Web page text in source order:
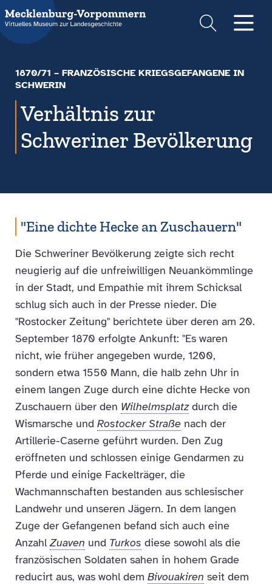
Suche
1870/71 – FRANZÖSISCHE KRIEGSGEFANGENE IN
SCHWERIN
Verhältnis zur
Schweriner Bevölkerung
"Eine dichte Hecke an Zuschauern"
Die Schweriner Bevölkerung zeigte sich recht
neugierig auf die unfreiwilligen Neuankömmlinge
in der Stadt, und Empathie mit ihrem Schicksal
schlug sich auch in der Presse nieder. Die
"Rostocker Zeitung" berichtete über deren am 20.
September 1870 erfolgte Ankunft: "Es waren
nicht, wie früher angegeben wurde, 1200,
sondern etwa 1550 Mann, die halb zehn Uhr in
einem langen Zuge durch eine dichte Hecke von
Zuschauern über den Wilhelmsplatzdurch die
Wismarsche und Rostocker Straße nach der
Artillerie-Caserne geführt wurden. Den Zug
eröffneten und schlossen einige Gendarmen zu
Pferde und einige Fackelträger, die
Wachmannschaften bestanden aus schlesischer
Landwehr und unseren Jägern. In dem langen
Zuge der Gefangenen befand sich auch eine
AnzahlZuaven und Turkos diese sowohl als die
französischen Soldaten sahen in hohem Grade
reducirt aus, was wohl dem Bivouakiren seit dem